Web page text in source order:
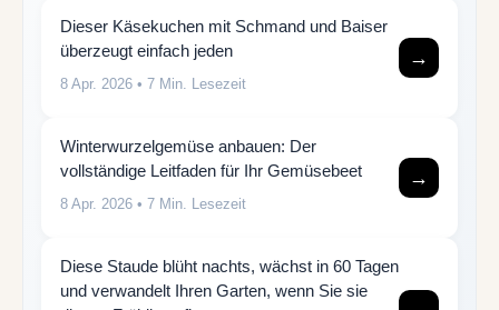
Dieser Käsekuchen mit Schmand und Baiser
überzeugt einfach jeden
8 Apr. 2026 • 7 Min. Lesezeit
→
Winterwurzelgemüse anbauen: Der
vollständige Leitfaden für Ihr Gemüsebeet
8 Apr. 2026 • 7 Min. Lesezeit
→
Diese Staude blüht nachts, wächst in 60 Tagen
und verwandelt Ihren Garten, wenn Sie sie